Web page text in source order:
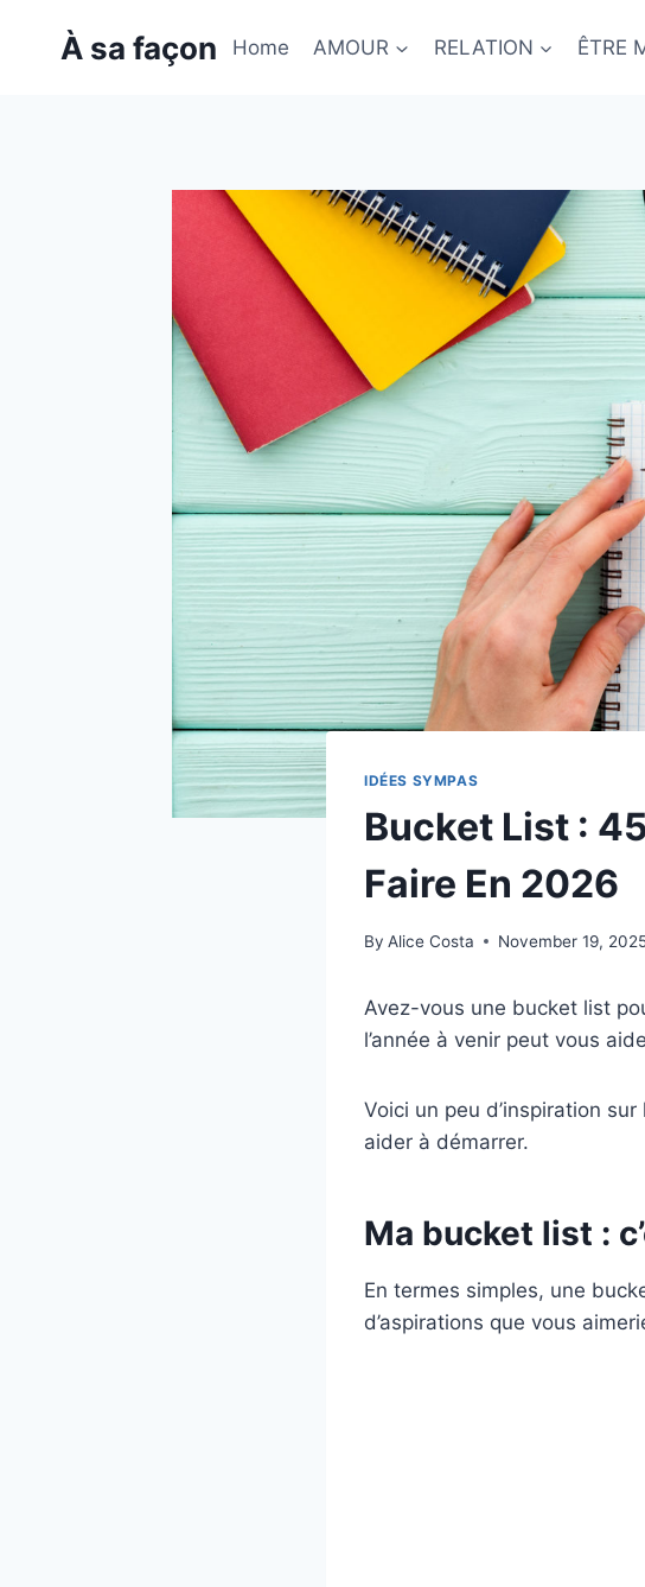
À sa façon Home AMOUR RELATION ÊTRE
IDÉES SYMPAS
Bucket List :
Faire En 2026
By Alice Costa November 19,
Avez-vous une bucket list
l’année à venir peut vous
Voici un peu d’inspiration
aider à démarrer.
Ma bucket list :
En termes simples, une
d’aspirations que vous